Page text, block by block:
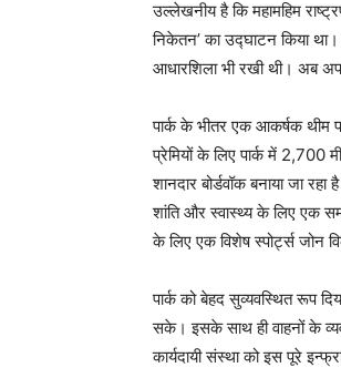
उल्लेखनीय है कि महामहिम
निकेतन’ का उद्घाटन किया था।
आधारशिला भी रखी थी। अब
पार्क के भीतर एक आकर्षक थीम
प्रेमियों के लिए पार्क में
शानदार बोर्डवॉक बनाया जा
शांति और स्वास्थ्य के लिए एक
के लिए एक विशेष स्पोर्ट्स जोन
पार्क को बेहद सुव्यवस्थित रूप
सके। इसके साथ ही वाहनों के
कार्यदायी संस्था को इस पूरे